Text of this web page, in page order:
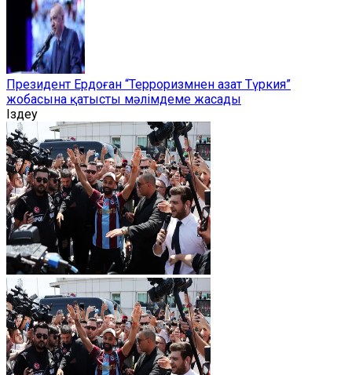
Президент Ердоған “Терроризмнен азат Түркия”
жобасына қатысты мәлімдеме жасады
Іздеу